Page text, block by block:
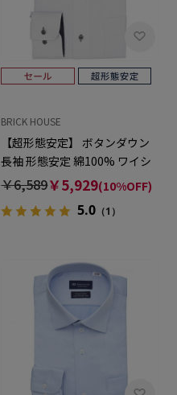
BRICK HOUSE
【超形態安定】 ボタンダウン
長袖 形態安定 綿100% ワイシ
ャツ
￥6,589￥5,929(10%OFF)
5.0 （1）